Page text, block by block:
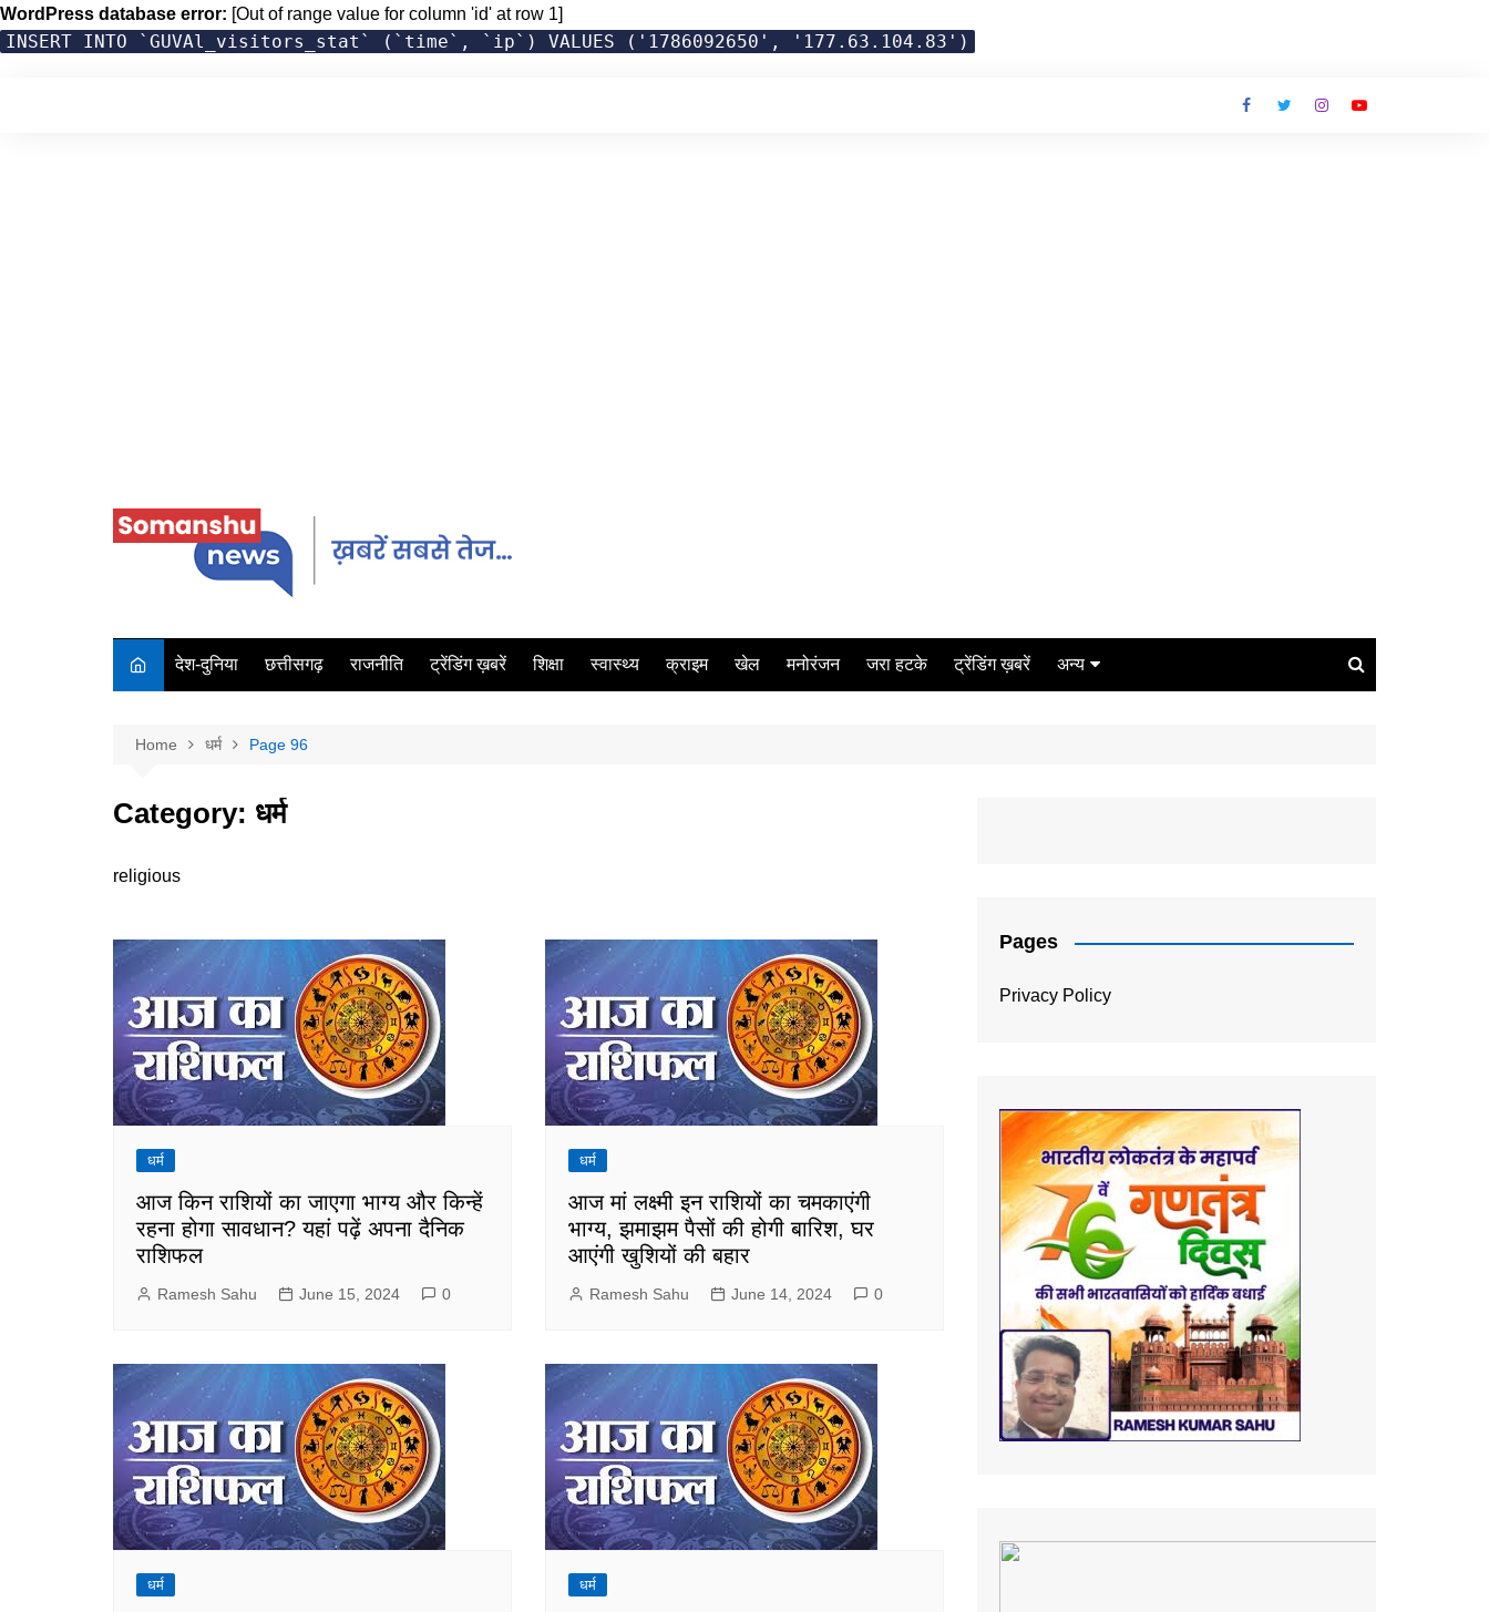
WordPress database error: [Out of range value for column 'id' at row 1]
INSERT INTO `GUVAl_visitors_stat` (`time`, `ip`) VALUES ('1786092650', '177.63.104.83')
देश-दुनिया छत्तीसगढ़ राजनीति ट्रेंडिंग ख़बरें शिक्षा स्वास्थ्य क्राइम खेल मनोरंजन जरा हटके ट्रेंडिंग ख़बरें अन्य
Home धर्म Page 96
Category: धर्म
religious
धर्म
आज किन राशियों का जाएगा भाग्य और किन्हें
रहना होगा सावधान? यहां पढ़ें अपना दैनिक
राशिफल
Ramesh Sahu June 15, 2024 0
धर्म
आज मां लक्ष्मी इन राशियों का चमकाएंगी
भाग्य, झमाझम पैसों की होगी बारिश, घर
आएंगी खुशियों की बहार
Ramesh Sahu June 14, 2024 0
धर्म धर्म
Pages
Privacy Policy